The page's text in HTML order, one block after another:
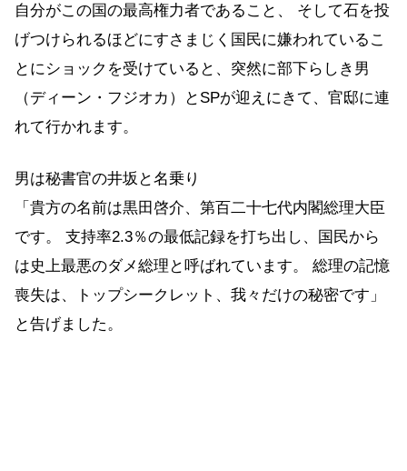
自分がこの国の最高権力者であること、 そして石を投
げつけられるほどにすさまじく国民に嫌われているこ
とにショックを受けていると、突然に部下らしき男
（ディーン・フジオカ）とSPが迎えにきて、官邸に連
れて行かれます。
男は秘書官の井坂と名乗り
「貴方の名前は黒田啓介、第百二十七代内閣総理大臣
です。 支持率2.3％の最低記録を打ち出し、国民から
は史上最悪のダメ総理と呼ばれています。 総理の記憶
喪失は、トップシークレット、我々だけの秘密です」
と告げました。